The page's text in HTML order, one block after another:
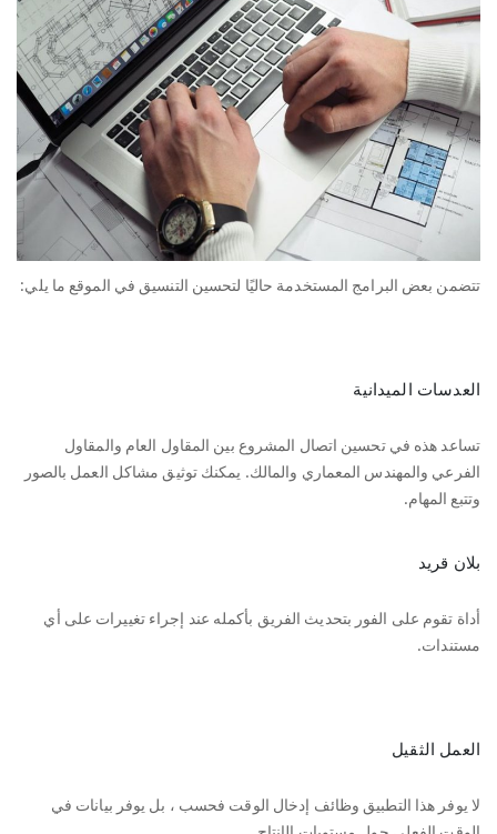
تتضمن بعض البرامج المستخدمة حاليًا لتحسين التنسيق في الموقع ما يلي:
العدسات الميدانية
تساعد هذه في تحسين اتصال المشروع بين المقاول العام والمقاول
الفرعي والمهندس المعماري والمالك. يمكنك توثيق مشاكل العمل بالصور
وتتبع المهام.
بلان قريد
أداة تقوم على الفور بتحديث الفريق بأكمله عند إجراء تغييرات على أي
مستندات.
العمل الثقيل
لا يوفر هذا التطبيق وظائف إدخال الوقت فحسب ، بل يوفر بيانات في